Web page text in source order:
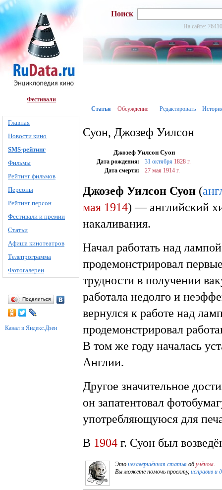
Фестивали
Главная
Новости кино
SMS-рейтинг
Фильмы
Рейтинг фильмов
Персоны
Рейтинг персон
Фестивали и премии
Статьи
Афиша кинотеатров
Телепрограмма
Фотогалереи
Поделиться
Канал в Яндекс.Дзен
Поиск
На сайте:
Статья Обсуждение Редактировать
Суон, Джозеф Уилсон
Джозеф Уилсон Суон
Дата рождения: 31 октября 1828 г.
Дата смерти:
27 мая 1914 г.
Джозеф Уилсон Суон (
мая 1914) — английский
накаливания.
Начал работать над
продемонстрировал
трудности в получении
работала недолго и
вернулся к работе над
продемонстрировал
В том же году началась
Англии.
Другое значительное
он запатентовал
употребляющуюся для
В 1904 г. Суон был
Это незавершённая статья обучёном.
Вы можете помочь проекту, исправив и